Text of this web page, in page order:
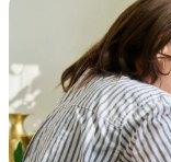
för
för att